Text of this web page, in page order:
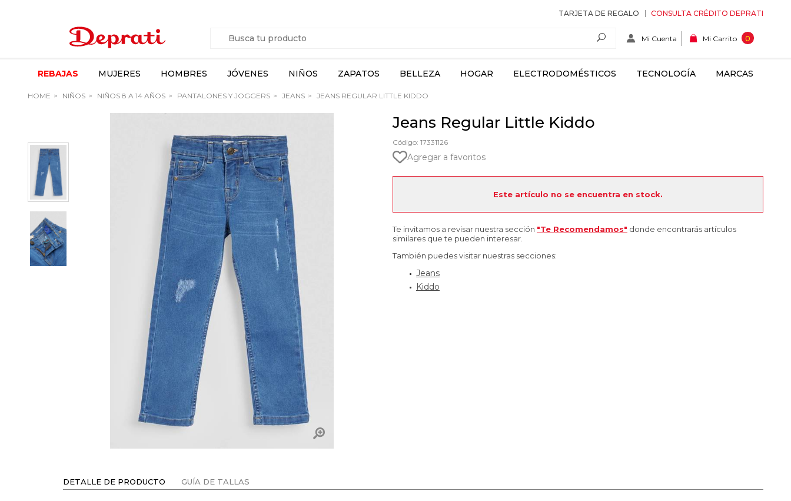
TARJETA DE REGALO CONSULTA CRÉDITO DEPRATI
Mi Cuenta Mi Carrito 0
REBAJAS MUJERES HOMBRES JÓVENES NIÑOS ZAPATOS BELLEZA HOGAR ELECTRODOMÉSTICOS TECNOLOGÍA MARCAS
HOME NIÑOS NIÑOS 8 A 14 AÑOS PANTALONES Y JOGGERS JEANS JEANS REGULAR LITTLE KIDDO
Jeans Regular Little Kiddo
Código: 17331126
Agregar a favoritos
Este artículo no se encuentra en stock.
Te invitamos a revisar nuestra sección "Te Recomendamos" donde encontrarás artículos
similares que te pueden interesar.
También puedes visitar nuestras secciones:
Jeans
Kiddo
DETALLE DE PRODUCTO GUÍA DE TALLAS